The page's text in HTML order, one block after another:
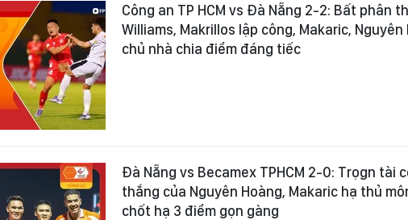
Công an TP HCM vs Đà Nẵng 2-2: Bất phân
Williams, Makrillos lập công, Makaric, Nguyên
chủ nhà chia điểm đáng tiếc
Đà Nẵng vs Becamex TPHCM 2-0: Trọgn tài
thắng của Nguyên Hoàng, Makaric hạ thủ
chốt hạ 3 điểm gọn gàng